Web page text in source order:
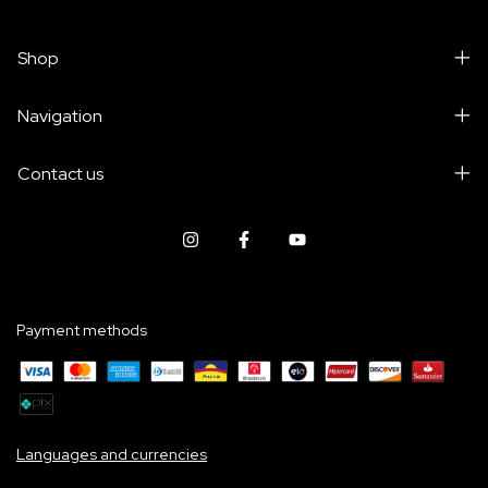
Shop
Navigation
Contact us
Payment methods
Languages and currencies